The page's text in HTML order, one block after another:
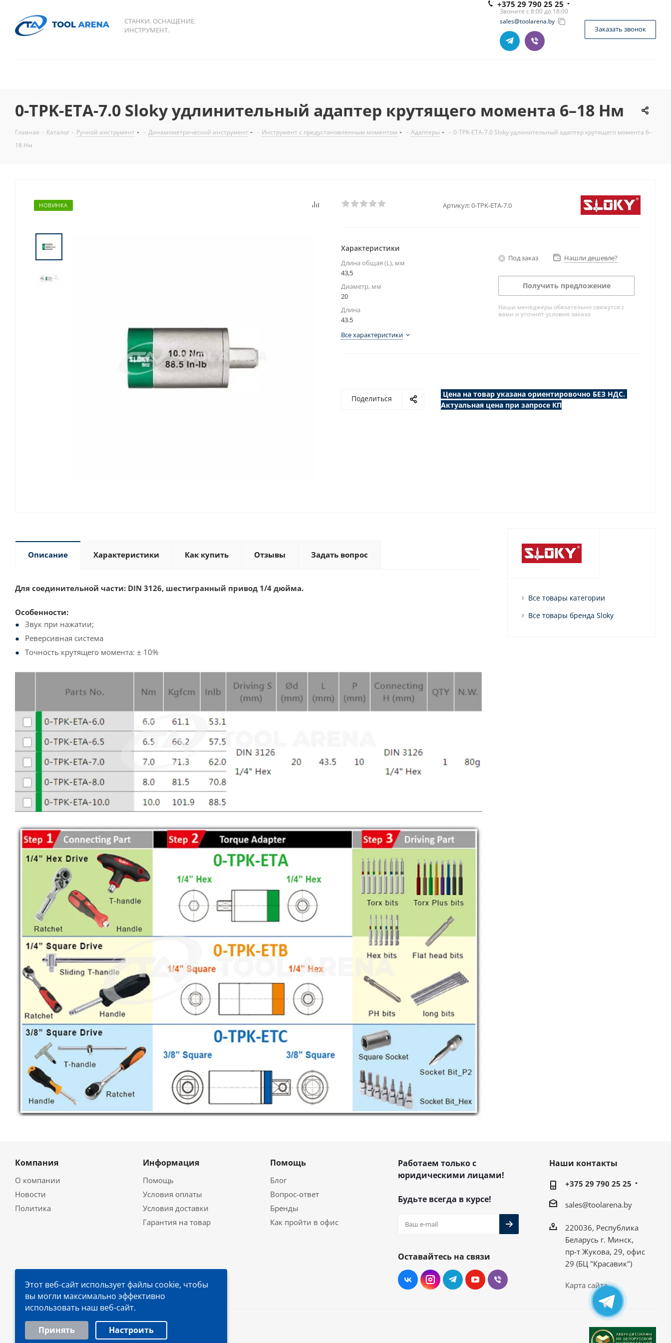
СТАНКИ. ОСНАЩЕНИЕ.
ИНСТРУМЕНТ.
+375 29 790 25 25
Звоните с 8:00 до 18:00
sales@toolarena.by
Заказать звонок
0-TPK-ETA-7.0 Sloky удлинительный адаптер крутящего момента 6–18 Нм
Главная - Каталог - Ручной инструмент - Динамометрический инструмент - Инструмент с предустановленным моментом - Адаптеры - 0-TPK-ETA-7.0 Sloky удлинительный адаптер крутящего момента 6–
18 Нм
НОВИНКА Артикул:0-TPK-ETA-7.0
Характеристики
Длина общая (L), мм
43,5
Диаметр, мм
20
Длина
43.5
Все характеристики
Под заказ Нашли дешевле?
Получить предложение
Наши менеджеры обязательно свяжутся с
вами и уточнят условия заказа
Поделиться
Цена на товар указана ориентировочно БЕЗ НДС.
Актуальная цена при запросе КП
Описание Характеристики Как купить Отзывы Задать вопрос
Для соединительной части: DIN 3126, шестигранный привод 1/4 дюйма.
Особенности:
Звук при нажатии;
Реверсивная система
Точность крутящего момента: ± 10%
Все товары категории
Все товары бренда Sloky
Компания
О компании
Новости
Политика
Информация
Помощь
Условия оплаты
Условия доставки
Гарантия на товар
Помощь
Блог
Вопрос-ответ
Бренды
Как пройти в офис
Работаем только с
юридическими лицами!
Будьте всегда в курсе!
Оставайтесь на связи
Наши контакты
+375 29 790 25 25
sales@toolarena.by
220036, Республика
Беларусь г. Минск,
пр-т Жукова, 29, офис
29 (БЦ "Красавик")
Карта сайта
2026 © TOOLARENA, ООО «ПРОМСФЕРА», УНП 192698492
Этот веб-сайт использует файлы cookie, чтобы
вы могли максимально эффективно
использовать наш веб-сайт.
Выберите настройки cookie
Минимальные Аналитические/Функциональные
Принять Настроить